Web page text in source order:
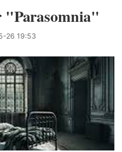
"Parasomnia"
26 19:53